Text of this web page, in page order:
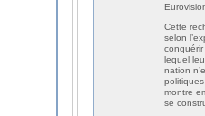
Cette
selon
lequel
nation
montre
se